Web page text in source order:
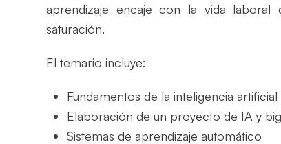
aprendizaje encaje con la vida
saturación.
El temario incluye:
Fundamentos de la inteligencia
Elaboración de un proyecto de IA y
Sistemas de aprendizaje automático